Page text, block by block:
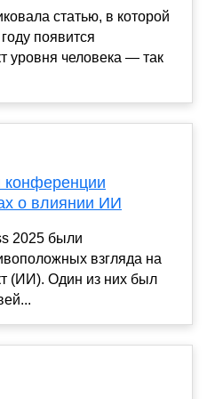
статью, в которой
появится
уровня человека — так
конференции
о влиянии ИИ
2025 были
взгляда на
(ИИ). Один из них был